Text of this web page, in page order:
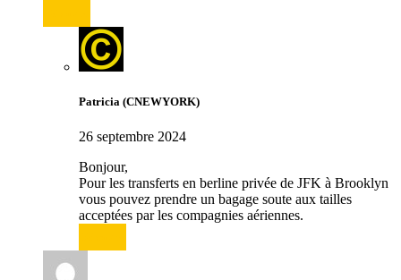
Patricia (CNEWYORK)
26 septembre 2024
Bonjour,
Pour les transferts en berline privée de JFK à Brooklyn
vous pouvez prendre un bagage soute aux tailles
acceptées par les compagnies aériennes.